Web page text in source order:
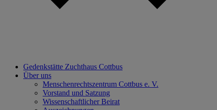
Gedenkstätte Zuchthaus Cottbus
Über uns
Menschenrechtszentrum Cottbus e. V.
Vorstand und Satzung
Wissenschaftlicher Beirat